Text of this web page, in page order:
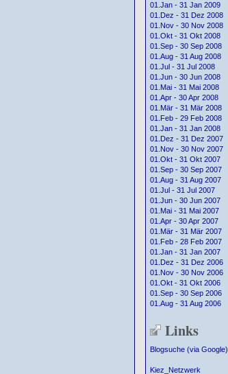
01.Jan - 31 Jan 2009
01.Dez - 31 Dez 2008
01.Nov - 30 Nov 2008
01.Okt - 31 Okt 2008
01.Sep - 30 Sep 2008
01.Aug - 31 Aug 2008
01.Jul - 31 Jul 2008
01.Jun - 30 Jun 2008
01.Mai - 31 Mai 2008
01.Apr - 30 Apr 2008
01.Mär - 31 Mär 2008
01.Feb - 29 Feb 2008
01.Jan - 31 Jan 2008
01.Dez - 31 Dez 2007
01.Nov - 30 Nov 2007
01.Okt - 31 Okt 2007
01.Sep - 30 Sep 2007
01.Aug - 31 Aug 2007
01.Jul - 31 Jul 2007
01.Jun - 30 Jun 2007
01.Mai - 31 Mai 2007
01.Apr - 30 Apr 2007
01.Mär - 31 Mär 2007
01.Feb - 28 Feb 2007
01.Jan - 31 Jan 2007
01.Dez - 31 Dez 2006
01.Nov - 30 Nov 2006
01.Okt - 31 Okt 2006
01.Sep - 30 Sep 2006
01.Aug - 31 Aug 2006
Links
Blogsuche (via Google)
Kiez_Netzwerk